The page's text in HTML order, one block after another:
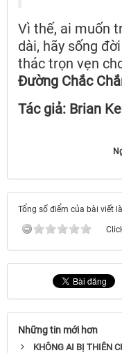
Vì thế, ai muốn
dài, hãy sống
thác trọn vẹn
Đường Chắc
Tác giả: Brian
Tổng số điểm của bài viết
Những tin mới hơn
KHÔNG AI BỊ THIÊN